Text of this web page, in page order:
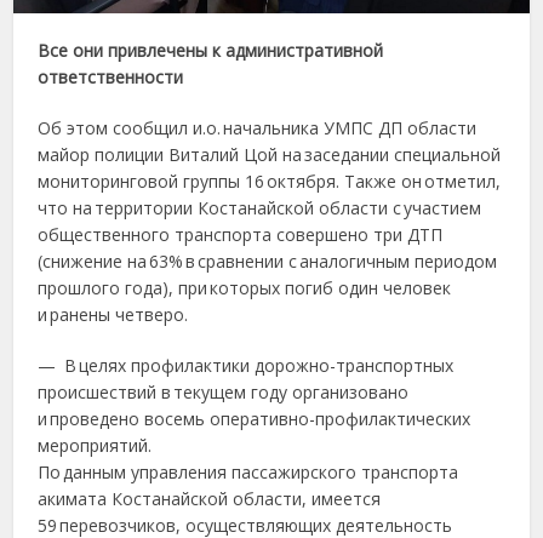
Все они привлечены к административной
ответственности
Об этом сообщил и.о. начальника УМПС ДП области
майор полиции Виталий Цой на заседании специальной
мониторинговой группы 16 октября. Также он отметил,
что на территории Костанайской области с участием
общественного транспорта совершено три ДТП
(снижение на 63% в сравнении с аналогичным периодом
прошлого года), при которых погиб один человек
и ранены четверо.
— В целях профилактики дорожно-транспортных
происшествий в текущем году организовано
и проведено восемь оперативно-профилактических
мероприятий.
По данным управления пассажирского транспорта
акимата Костанайской области, имеется
59 перевозчиков, осуществляющих деятельность